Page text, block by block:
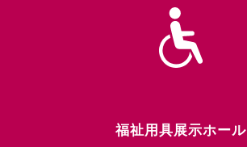
福祉用具展示ホール